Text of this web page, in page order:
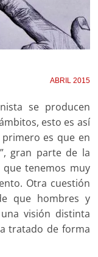
ABRIL 2015
se producen
esto es así
es que en
gran parte de la
tenemos muy
Otra cuestión
que hombres y
visión distinta
tratado de forma